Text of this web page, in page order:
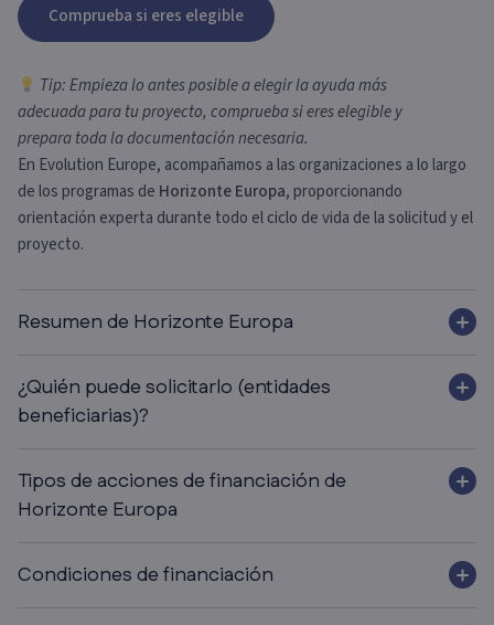
Comprueba si eres elegible
Tip: Empieza lo antes posible a elegir la ayuda más
adecuada para tu proyecto, comprueba si eres elegible y
prepara toda la documentación necesaria.
En Evolution Europe, acompañamos a las organizaciones a lo largo
de los programas de Horizonte Europa, proporcionando
orientación experta durante todo el ciclo de vida de la solicitud y el
proyecto.
Resumen de Horizonte Europa
¿Quién puede solicitarlo (entidades
beneficiarias)?
Tipos de acciones de financiación de
Horizonte Europa
Condiciones de financiación